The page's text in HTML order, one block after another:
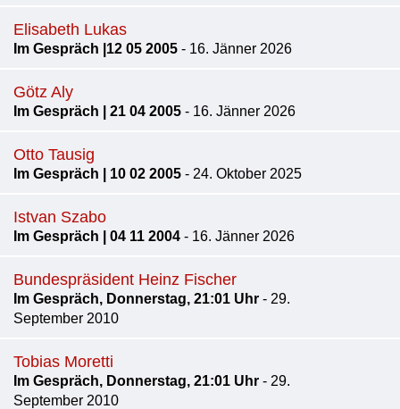
Elisabeth Lukas
Im Gespräch |12 05 2005 - 16. Jänner 2026
Götz Aly
Im Gespräch | 21 04 2005 - 16. Jänner 2026
Otto Tausig
Im Gespräch | 10 02 2005 - 24. Oktober 2025
Istvan Szabo
Im Gespräch | 04 11 2004 - 16. Jänner 2026
Bundespräsident Heinz Fischer
Im Gespräch, Donnerstag, 21:01 Uhr - 29.
September 2010
Tobias Moretti
Im Gespräch, Donnerstag, 21:01 Uhr - 29.
September 2010